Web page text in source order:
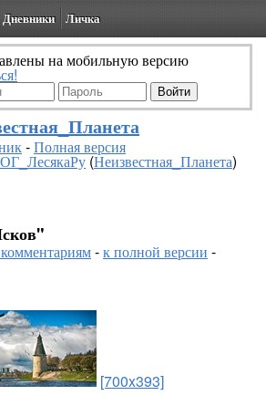
Дневники Личка
на мобильную версию
-Полная версия
(Неизвестная_Планета)
-к полной версии -
[700x393]